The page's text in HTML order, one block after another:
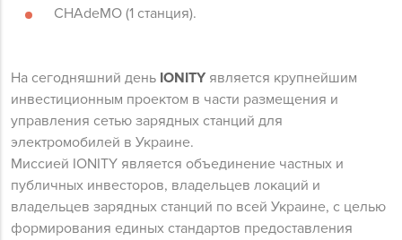
CHAdeMO (1 станция).
На сегодняшний день IONITY является крупнейшим
инвестиционным проектом в части размещения и
управления сетью зарядных станций для
электромобилей в Украине.
Миссией IONITY является объединение частных и
публичных инвесторов, владельцев локаций и
владельцев зарядных станций по всей Украине, с целью
формирования единых стандартов предоставления